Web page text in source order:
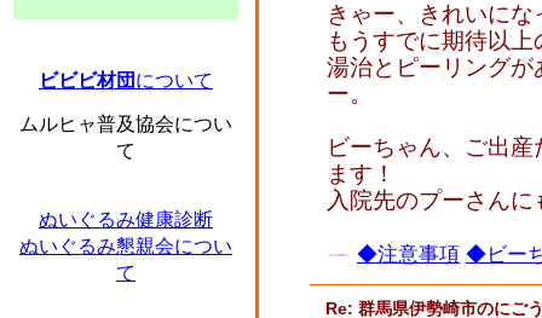
ビビビ材団 について
ムルヒャ普及協会につい
て
ぬいぐるみ健康診断
ぬいぐるみ懇親会につい
て
きゃー、きれいにな
もうすでに期待以
湯治とピーリング
ー。
ビーちゃん、ご出
ます！
入院先のプーさん
◆注意事項 ◆ビー
Re: 群馬県伊勢崎市のにご